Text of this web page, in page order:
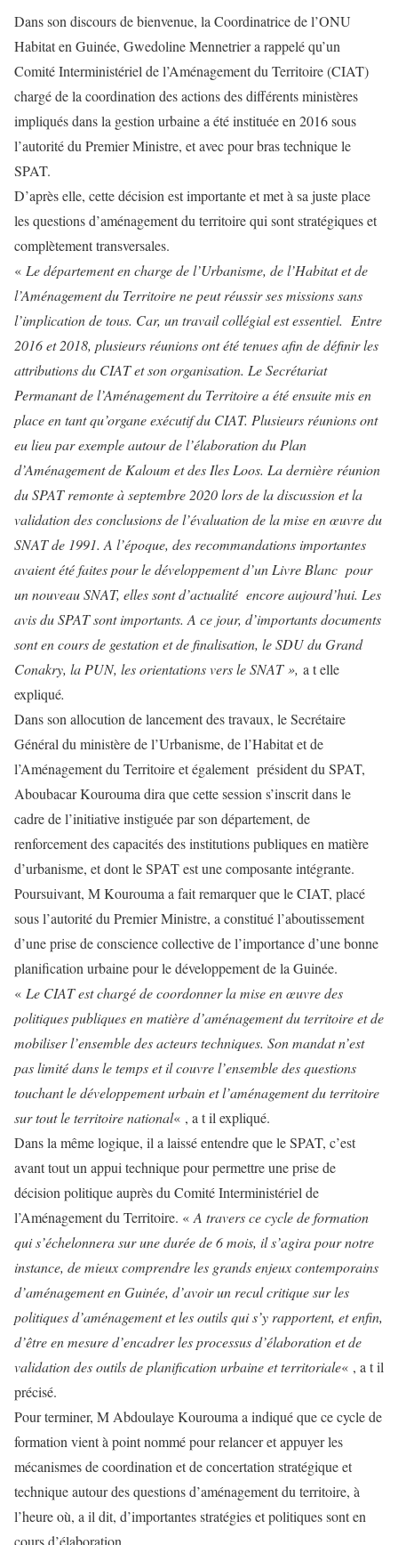
Dans son discours de bienvenue, la Coordinatrice de l’ONU
Habitat en Guinée, Gwedoline Mennetrier a rappelé qu’un
Comité Interministériel de l’Aménagement du Territoire (CIAT)
chargé de la coordination des actions des différents ministères
impliqués dans la gestion urbaine a été instituée en 2016 sous
l’autorité du Premier Ministre, et avec pour bras technique le
SPAT.
D’après elle, cette décision est importante et met à sa juste place
les questions d’aménagement du territoire qui sont stratégiques et
complètement transversales.
« Le département en charge de l’Urbanisme, de l’Habitat et de
l’Aménagement du Territoire ne peut réussir ses missions sans
l’implication de tous. Car, un travail collégial est essentiel. Entre
2016 et 2018, plusieurs réunions ont été tenues afin de définir les
attributions du CIAT et son organisation. Le Secrétariat
Permanant de l’Aménagement du Territoire a été ensuite mis en
place en tant qu’organe exécutif du CIAT. Plusieurs réunions ont
eu lieu par exemple autour de l’élaboration du Plan
d’Aménagement de Kaloum et des Iles Loos. La dernière réunion
du SPAT remonte à septembre 2020 lors de la discussion et la
validation des conclusions de l’évaluation de la mise en œuvre du
SNAT de 1991. A l’époque, des recommandations importantes
avaient été faites pour le développement d’un Livre Blanc pour
un nouveau SNAT, elles sont d’actualité encore aujourd’hui. Les
avis du SPAT sont importants. A ce jour, d’importants documents
sont en cours de gestation et de finalisation, le SDU du Grand
Conakry, la PUN, les orientations vers le SNAT », a t elle
expliqué.
Dans son allocution de lancement des travaux, le Secrétaire
Général du ministère de l’Urbanisme, de l’Habitat et de
l’Aménagement du Territoire et également président du SPAT,
Aboubacar Kourouma dira que cette session s’inscrit dans le
cadre de l’initiative instiguée par son département, de
renforcement des capacités des institutions publiques en matière
d’urbanisme, et dont le SPAT est une composante intégrante.
Poursuivant, M Kourouma a fait remarquer que le CIAT, placé
sous l’autorité du Premier Ministre, a constitué l’aboutissement
d’une prise de conscience collective de l’importance d’une bonne
planification urbaine pour le développement de la Guinée.
« Le CIAT est chargé de coordonner la mise en œuvre des
politiques publiques en matière d’aménagement du territoire et de
mobiliser l’ensemble des acteurs techniques. Son mandat n’est
pas limité dans le temps et il couvre l’ensemble des questions
touchant le développement urbain et l’aménagement du territoire
sur tout le territoire national« , a t il expliqué.
Dans la même logique, il a laissé entendre que le SPAT, c’est
avant tout un appui technique pour permettre une prise de
décision politique auprès du Comité Interministériel de
l’Aménagement du Territoire. « A travers ce cycle de formation
qui s’échelonnera sur une durée de 6 mois, il s’agira pour notre
instance, de mieux comprendre les grands enjeux contemporains
d’aménagement en Guinée, d’avoir un recul critique sur les
politiques d’aménagement et les outils qui s’y rapportent, et enfin,
d’être en mesure d’encadrer les processus d’élaboration et de
validation des outils de planification urbaine et territoriale« , a t il
précisé.
Pour terminer, M Abdoulaye Kourouma a indiqué que ce cycle de
formation vient à point nommé pour relancer et appuyer les
mécanismes de coordination et de concertation stratégique et
technique autour des questions d’aménagement du territoire, à
l’heure où, a il dit, d’importantes stratégies et politiques sont en
cours d’élaboration.